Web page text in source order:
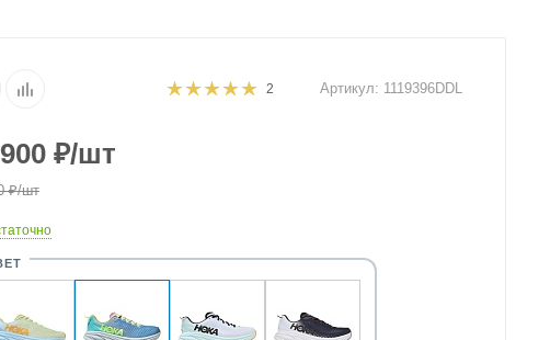
2 Артикул: 1119396DDL
₽/шт
₽/шт